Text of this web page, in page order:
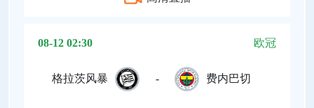
08-12 02:30 欧冠
格拉茨风暴 - 费内巴切